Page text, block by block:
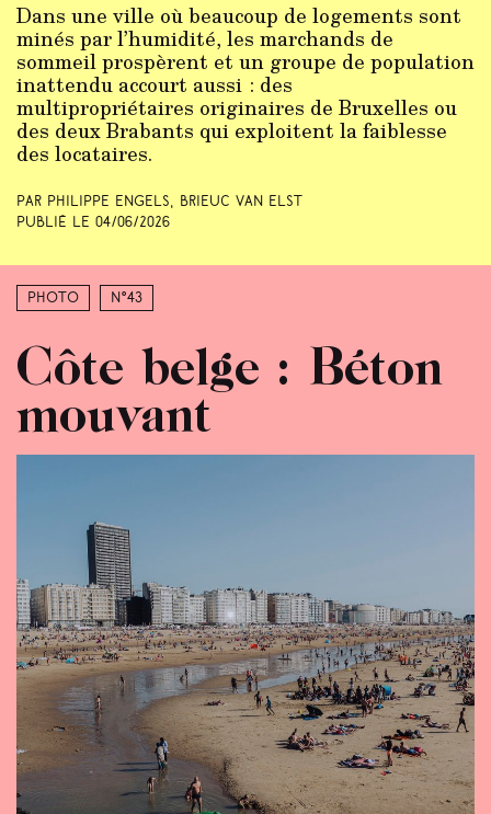
Dans une ville où beaucoup de logements sont
minés par l’humidité, les marchands de
sommeil prospèrent et un groupe de population
inattendu accourt aussi : des
multipropriétaires originaires de Bruxelles ou
des deux Brabants qui exploitent la faiblesse
des locataires.
Par Philippe Engels, Brieuc Van Elst
Publié le 04/06/2026
Photo N°43
Côte belge : Béton
mouvant